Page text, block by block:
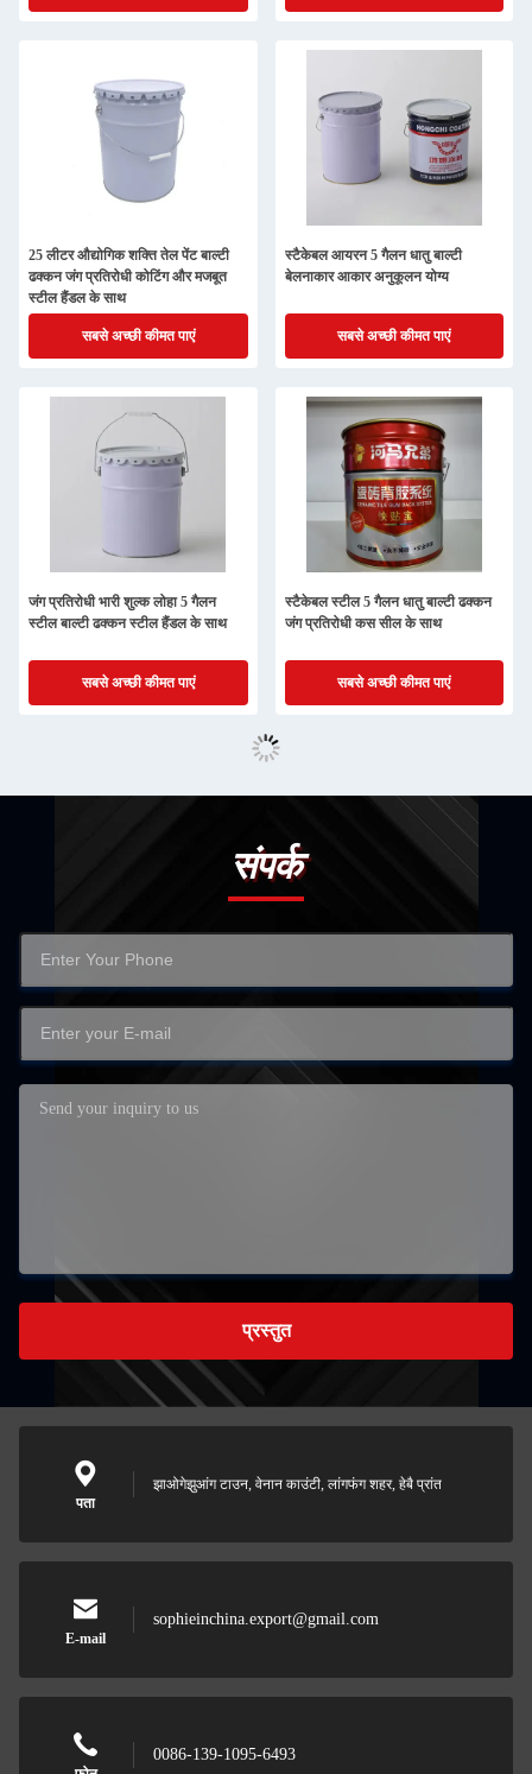
25 लीटर औद्योगिक शक्ति तेल पेंट बाल्टी
ढक्कन जंग प्रतिरोधी कोटिंग और मजबूत
स्टील हैंडल के साथ
सबसे अच्छी कीमत पाएं
स्टैकेबल आयरन 5 गैलन धातु बाल्टी
बेलनाकार आकार अनुकूलन योग्य
सबसे अच्छी कीमत पाएं
जंग प्रतिरोधी भारी शुल्क लोहा 5 गैलन
स्टील बाल्टी ढक्कन स्टील हैंडल के साथ
सबसे अच्छी कीमत पाएं
स्टैकेबल स्टील 5 गैलन धातु बाल्टी ढक्कन
जंग प्रतिरोधी कस सील के साथ
सबसे अच्छी कीमत पाएं
संपर्क
प्रस्तुत
पता
झाओगेझुआंग टाउन, वेनान काउंटी, लांगफंग शहर, हेबै प्रांत
E-mail
sophieinchina.export@gmail.com
0086-139-1095-6493